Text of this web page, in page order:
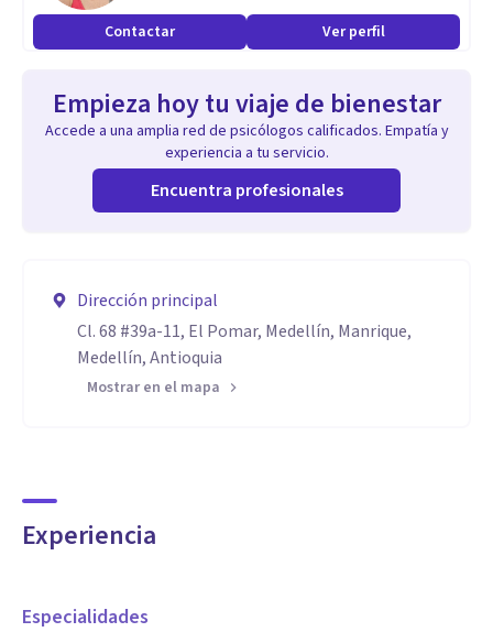
Contactar Ver perfil
Empieza hoy tu viaje de bienestar
Accede a una amplia red de psicólogos calificados. Empatía y
experiencia a tu servicio.
Encuentra profesionales
Dirección principal
Cl. 68 #39a-11, El Pomar, Medellín, Manrique,
Medellín, Antioquia
Mostrar en el mapa
Experiencia
Especialidades